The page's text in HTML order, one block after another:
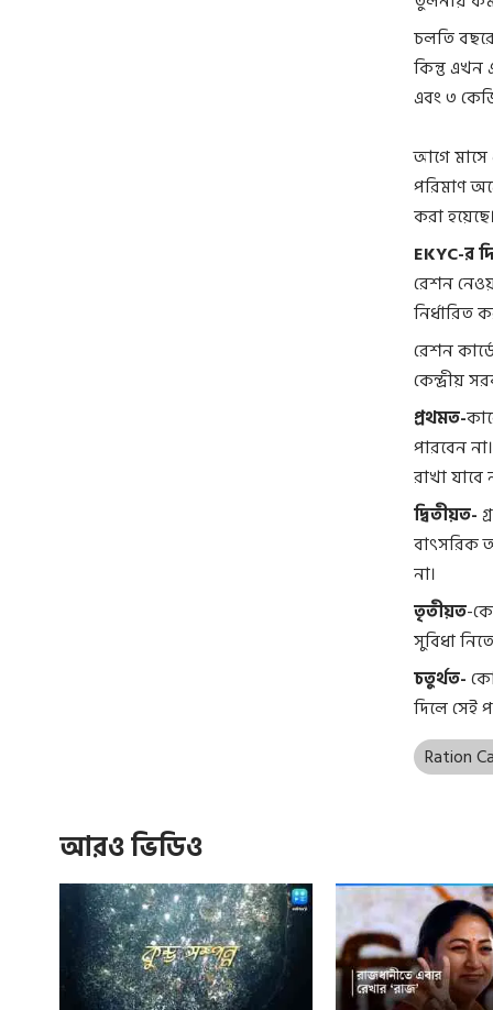
চলতি
কিন্তু এখন
এবং ৩
আগে মাসে
পরিমাণ
করা হয়েছে।
EKYC-র
রেশন
নির্ধারিত
রেশন
কেন্দ্রীয়
প্রথমত-
পারবেন
রাখা যাবে
দ্বিতীয়ত-
বাৎসরিক
না।
তৃতীয়ত-
সুবিধা
চতুর্থত-
দিলে সেই
Ration
আরও ভিডিও